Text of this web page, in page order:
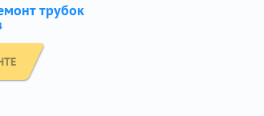
трубок